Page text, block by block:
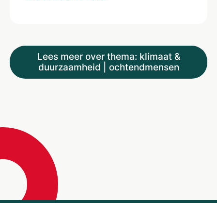
Lees meer over thema: klimaat &
duurzaamheid | ochtendmensen